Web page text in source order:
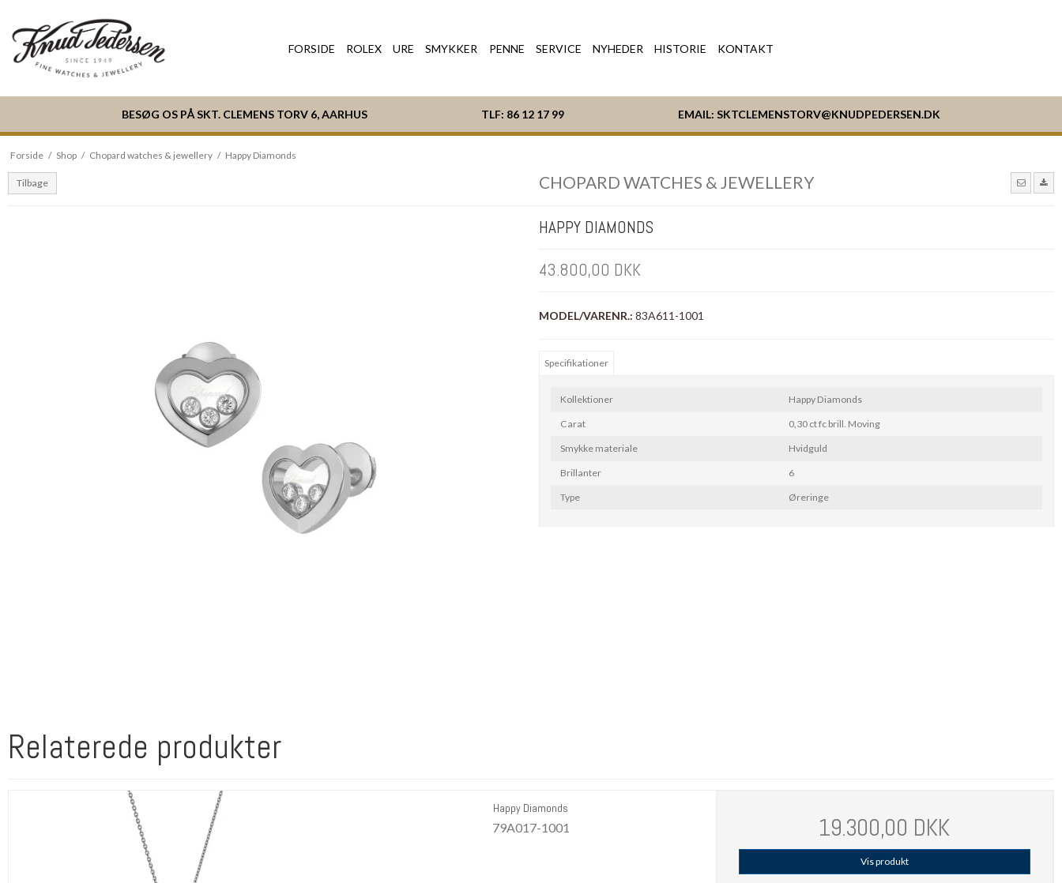
FORSIDE ROLEX URE SMYKKER PENNE SERVICE NYHEDER HISTORIE KONTAKT
BESØG OS PÅ SKT. CLEMENS TORV 6, AARHUS TLF: 86 12 17 99 EMAIL: SKTCLEMENSTORV@KNUDPEDERSEN.DK
Forside / Shop / Chopard watches & jewellery / Happy Diamonds
Tilbage CHOPARD WATCHES & JEWELLERY
HAPPY DIAMONDS
43.800,00 DKK
MODEL/VARENR.: 83A611-1001
Specifikationer
Kollektioner Happy Diamonds
Carat 0,30 ct fc brill. Moving
Smykke materiale Hvidguld
Brillanter 6
Type Øreringe
Relaterede produkter
Happy Diamonds
79A017-1001 19.300,00 DKK
Vis produkt